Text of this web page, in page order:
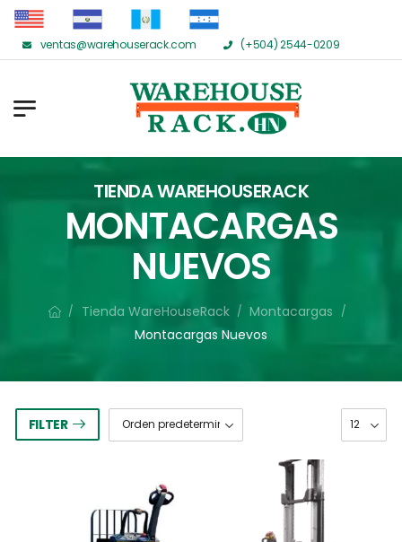
ventas@warehouserack.com (+504) 2544-0209
TIENDA WAREHOUSERACK
MONTACARGAS
NUEVOS
/ Tienda WareHouseRack / Montacargas /
Montacargas Nuevos
FILTER